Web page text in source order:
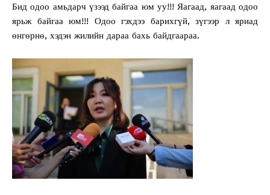
Бид одоо амьдарч үзээд байгаа юм уу!!! Яагаад, яагаад одоо
ярьж байгаа юм!!! Одоо гэхдээ барихгүй, зүгээр л яриад
өнгөрнө, хэдэн жилийн дараа бахь байдгаараа.